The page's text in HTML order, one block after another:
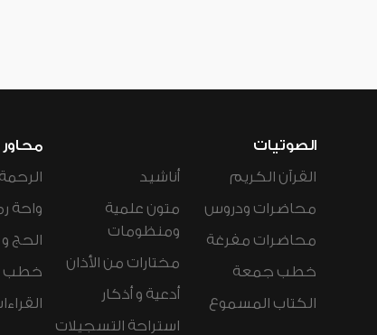
الصوتيات
القرآن الكريم
محاضرات ودروس
محاضرات مفرغة
خطب جمعة
الكتاب المسموع
أناشيد
متون علمية
ومنظومات
مختارات من الأذان
أدعية و أذكار
استراحة التسجيلات
واحة
الحج
خطب